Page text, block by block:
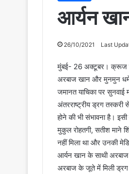
आर्यन
26/10/2021 Last
मुंबई- 26 अक्टूबर। क्रूज
अरबाज खान और मुनमुन
जमानत याचिका पर
अंतरराष्ट्रीय ड्रग तस्करी
होने की भी संभावना है।
मुकुल रोहतगी, सतीश माने
नहीं मिला था और उनकी
आर्यन खान के साथी
अरबाज के जूते में मिली ड्रग